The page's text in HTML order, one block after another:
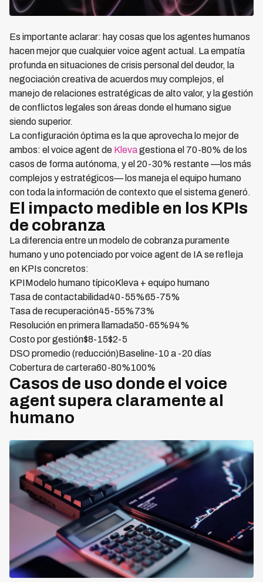
Es importante aclarar: hay cosas que los agentes humanos
hacen mejor que cualquier voice agent actual. La empatía
profunda en situaciones de crisis personal del deudor, la
negociación creativa de acuerdos muy complejos, el
manejo de relaciones estratégicas de alto valor, y la gestión
de conflictos legales son áreas donde el humano sigue
siendo superior.
La configuración óptima es la que aprovecha lo mejor de
ambos: el voice agent de Klevagestiona el 70-80% de los
casos de forma autónoma, y el 20-30% restante —los más
complejos y estratégicos— los maneja el equipo humano
con toda la información de contexto que el sistema generó.
El impacto medible en los KPIs
de cobranza
La diferencia entre un modelo de cobranza puramente
humano y uno potenciado por voice agent de IA se refleja
en KPIs concretos:
KPIModelo humano típicoKleva + equipo humano
Tasa de contactabilidad40-55%65-75%
Tasa de recuperación45-55%73%
Resolución en primera llamada50-65%94%
Costo por gestión$8-15$2-5
DSO promedio (reducción)Baseline-10 a -20 días
Cobertura de cartera60-80%100%
Casos de uso donde el voice
agent supera claramente al
humano